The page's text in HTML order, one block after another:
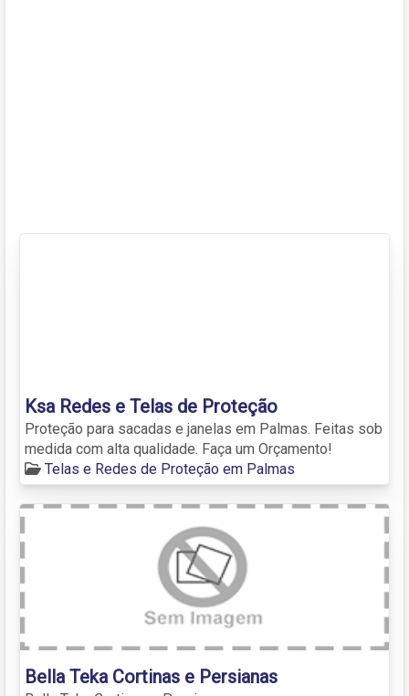
Ksa Redes e Telas de Proteção
Proteção para sacadas e janelas em Palmas. Feitas sob
medida com alta qualidade. Faça um Orçamento!
Telas e Redes de Proteção em Palmas
Bella Teka Cortinas e Persianas